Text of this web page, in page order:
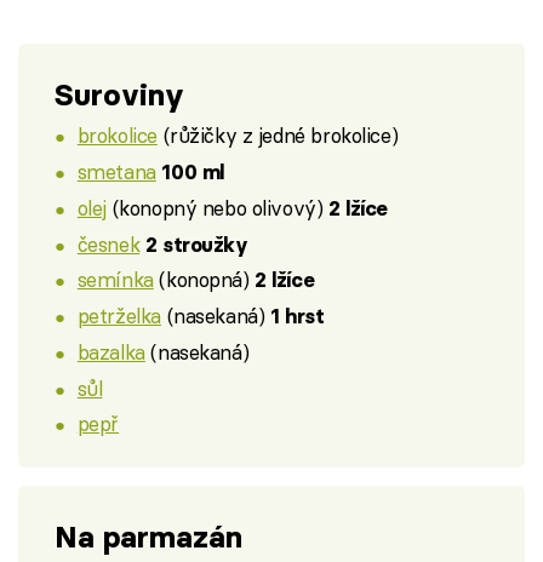
Suroviny
brokolice (růžičky z jedné brokolice)
smetana 100 ml
olej (konopný nebo olivový) 2 lžíce
česnek 2 stroužky
semínka(konopná) 2 lžíce
petrželka(nasekaná) 1 hrst
bazalka(nasekaná)
sůl
pepř
Na parmazán